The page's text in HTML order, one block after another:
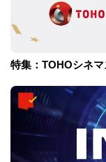
特集：TOHOシネ